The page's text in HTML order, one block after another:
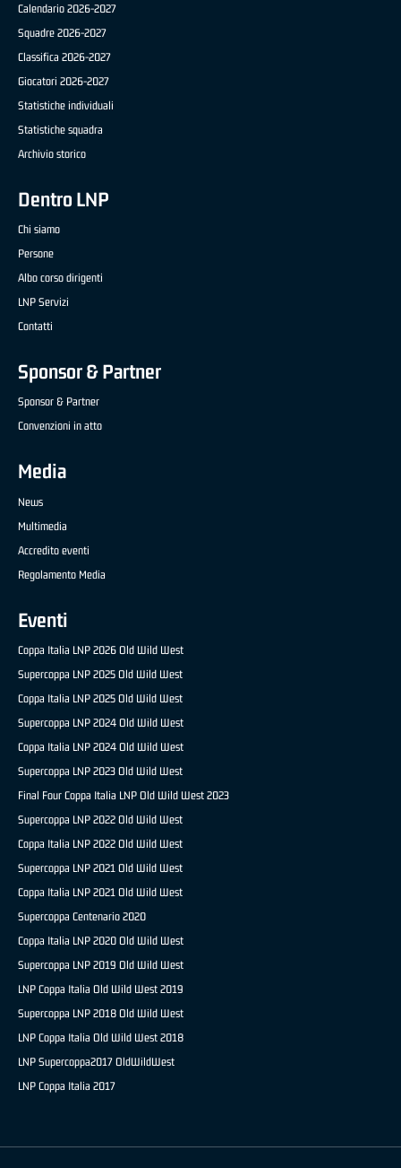
Calendario 2026-2027
Squadre 2026-2027
Classifica 2026-2027
Giocatori 2026-2027
Statistiche individuali
Statistiche squadra
Archivio storico
Dentro LNP
Chi siamo
Persone
Albo corso dirigenti
LNP Servizi
Contatti
Sponsor & Partner
Sponsor & Partner
Convenzioni in atto
Media
News
Multimedia
Accredito eventi
Regolamento Media
Eventi
Coppa Italia LNP 2026 Old Wild West
Supercoppa LNP 2025 Old Wild West
Coppa Italia LNP 2025 Old Wild West
Supercoppa LNP 2024 Old Wild West
Coppa Italia LNP 2024 Old Wild West
Supercoppa LNP 2023 Old Wild West
Final Four Coppa Italia LNP Old Wild West 2023
Supercoppa LNP 2022 Old Wild West
Coppa Italia LNP 2022 Old Wild West
Supercoppa LNP 2021 Old Wild West
Coppa Italia LNP 2021 Old Wild West
Supercoppa Centenario 2020
Coppa Italia LNP 2020 Old Wild West
Supercoppa LNP 2019 Old Wild West
LNP Coppa Italia Old Wild West 2019
Supercoppa LNP 2018 Old Wild West
LNP Coppa Italia Old Wild West 2018
LNP Supercoppa2017 OldWildWest
LNP Coppa Italia 2017